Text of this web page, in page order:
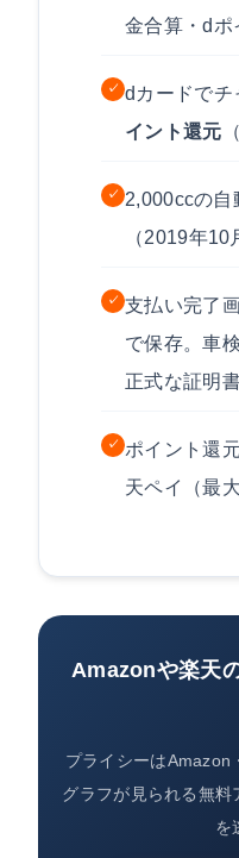
金合算・dポ
✓ dカードでチ
イント還元
✓ 2,000ccの自
（2019年10
✓ 支払い完了
で保存。車
正式な証明
✓ ポイント還
天ペイ（最
Amazonや楽天
プライシーはAmazon
グラフが見られる無
を